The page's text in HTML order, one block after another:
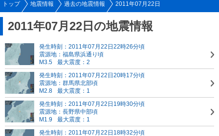
トップ 地震情報 過去の地震情報 2011年07月22日
2011年07月22日の地震情報
発生時刻：2011年07月22日22時26分頃
震源地：福島県浜通り頃
M3.5
最大震度：2
発生時刻：2011年07月22日20時17分頃
震源地：群馬県北部頃
M2.8
最大震度：1
発生時刻：2011年07月22日19時30分頃
震源地：長野県中部頃
M1.9
最大震度：1
発生時刻：2011年07月22日18時32分頃